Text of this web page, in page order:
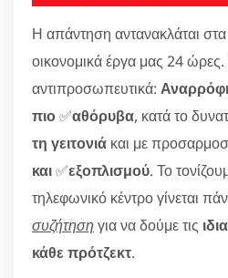
Η απάντηση αντανακλάται στα
οικονομικά έργα μας 24
αντιπροσωπευτικά:
πιο✅αθόρυβα, κατά το
τη γειτονιά και με
και✅εξοπλισμού. Το
τηλεφωνικό κέντρο γίνεται
συζήτησηγια να δούμε τις
κάθε πρότζεκτ.